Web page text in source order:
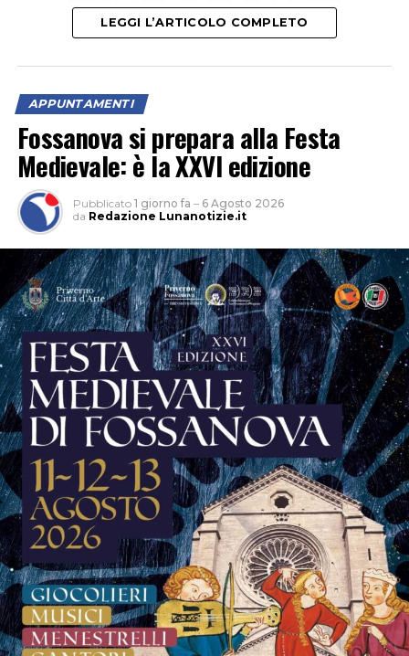
Il primo appuntamento del weekend è quello di domani,
sabato 8 agosto, quando la festa si aprirà con un
momento dedicato alla cultura. Protagonista sarà la
presentazione del libro“Percorsi incerti. Vite di madri
tra l’essere grembo e arciere”
Zanchetta, che dialogherà con l’avvocato Adele Morelli,
moderatrice dell’incontro. Un’occasione di confronto e
riflessione che arricchisce ulteriormente il programma
della manifestazione.
La musica continuerà poi ad essere protagonista sui tre
palchi della festa.
LEGGI L’ARTICOLO COMPLETO
APPUNTAMENTI
Fossanova si prepara alla Festa
Medievale: è la XXVI edizione
Pubblicato 1 giorno fa – 6 Agosto 2026
da Redazione Lunanotizie.it